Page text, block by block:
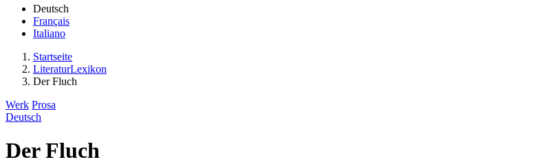
Deutsch
Français
Italiano
Startseite
LiteraturLexikon
Der Fluch
Werk Prosa
Deutsch
Der Fluch